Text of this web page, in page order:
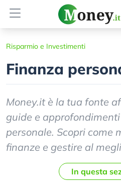
Risparmio e Investimenti
Finanza
Money.it è la tua fonte
guide e
personale. Scopri come
finanze e gestire al
In questa